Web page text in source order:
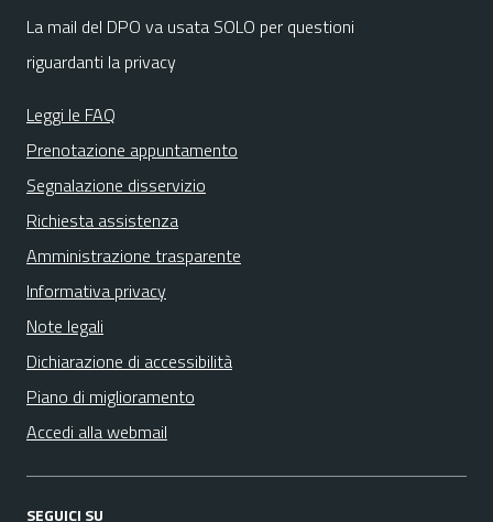
La mail del DPO va usata SOLO per questioni
riguardanti la privacy
Leggi le FAQ
Prenotazione appuntamento
Segnalazione disservizio
Richiesta assistenza
Amministrazione trasparente
Informativa privacy
Note legali
Dichiarazione di accessibilità
Piano di miglioramento
Accedi alla webmail
SEGUICI SU